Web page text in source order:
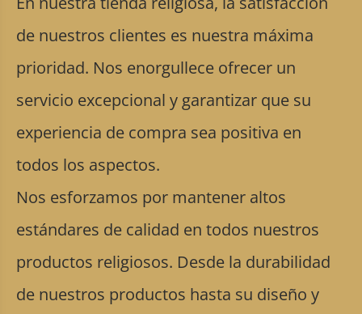
de nuestros clientes es nuestra máxima
prioridad. Nos enorgullece ofrecer un
servicio excepcional y garantizar que su
experiencia de compra sea positiva en
todos los aspectos.
Nos esforzamos por mantener altos
estándares de calidad en todos nuestros
productos religiosos. Desde la durabilidad
de nuestros productos hasta su diseño y